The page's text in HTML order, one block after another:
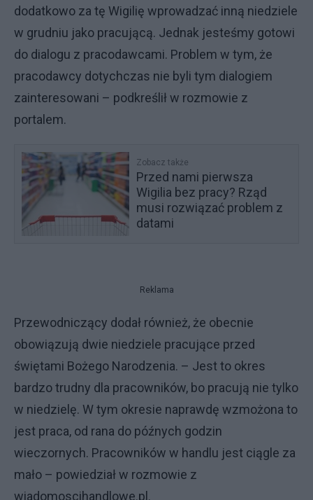
dodatkowo za tę Wigilię wprowadzać inną niedziele
w grudniu jako pracującą. Jednak jesteśmy gotowi
do dialogu z pracodawcami. Problem w tym, że
pracodawcy dotychczas nie byli tym dialogiem
zainteresowani – podkreślił w rozmowie z
portalem.
Zobacz także
Przed nami pierwsza
Wigilia bez pracy? Rząd
musi rozwiązać problem z
datami
Reklama
Przewodniczący dodał również, że obecnie
obowiązują dwie niedziele pracujące przed
świętami Bożego Narodzenia. – Jest to okres
bardzo trudny dla pracowników, bo pracują nie tylko
w niedzielę. W tym okresie naprawdę wzmożona to
jest praca, od rana do późnych godzin
wieczornych. Pracowników w handlu jest ciągle za
mało – powiedział w rozmowie z
wiadomoscihandlowe.pl.